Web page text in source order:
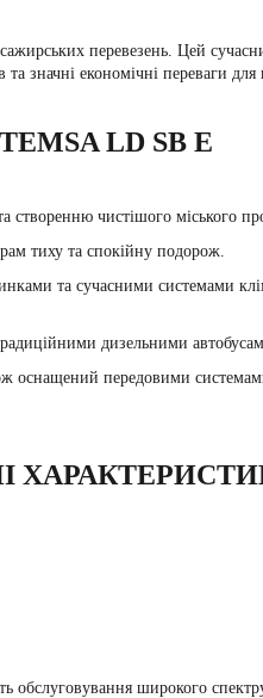
перевезень. Цей
значні економічні переваги для
LD SB E
створенню чистішого міського
тиху та спокійну подорож.
та сучасними системами
дизельними
оснащений передовими
обслуговування широкого